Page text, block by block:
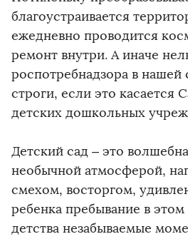
благоустраивается
ежедневно проводится
ремонт внутри. А иначе
роспотребнадзора в нашей
строги, если это касается
детских дошкольных
Детский сад – это
необычной атмосферой,
смехом, восторгом,
ребенка пребывание в
детства незабываемые